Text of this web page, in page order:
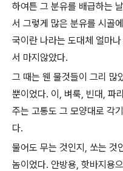
하여튼 그 분유를 배급하는
서 그렇게 많은 분유를 시골
국이란 나라는 도대체 얼마
서 마지않았다.
그 때는 웬 물것들이 그리 많
뿐이었다. 이, 벼룩, 빈대, 파
주는 고통도 그 모양대로 각
다.
물어도 무는 것인지, 쏘는 것
놈이었다. 안방용, 핫바지용